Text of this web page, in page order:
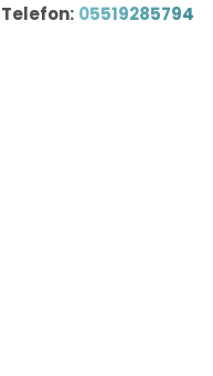
Telefon: 05519285794